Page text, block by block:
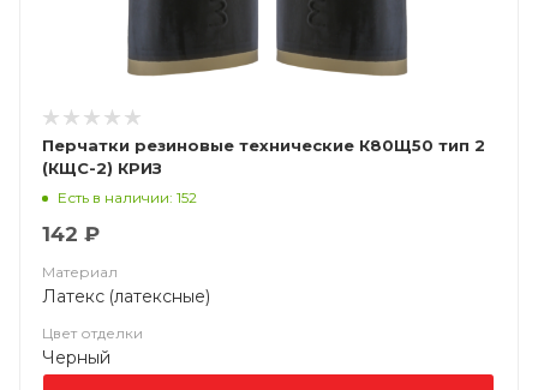
Перчатки резиновые технические К80Щ50 тип 2
(КЩС-2) КРИЗ
Есть в наличии: 152
142 ₽
Материал
Латекс (латексные)
Цвет отделки
Черный